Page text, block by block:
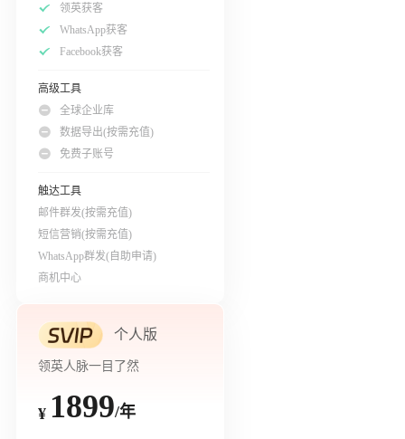
领英获客
WhatsApp获客
Facebook获客
高级工具
全球企业库
数据导出(按需充值)
免费子账号
触达工具
邮件群发(按需充值)
短信营销(按需充值)
WhatsApp群发(自助申请)
商机中心
个人版
领英人脉一目了然
¥ 1899/年